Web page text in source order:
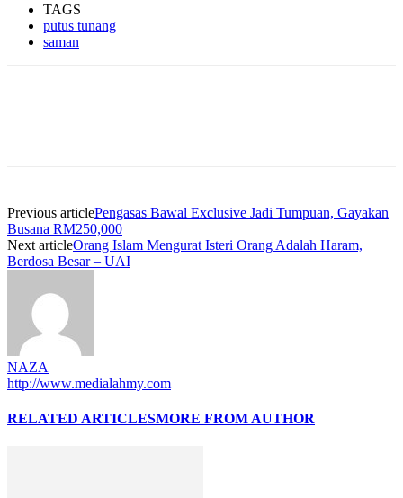
TAGS
putus tunang
saman
Previous articlePengasas Bawal Exclusive Jadi Tumpuan, Gayakan
Busana RM250,000
Next articleOrang Islam Mengurat Isteri Orang Adalah Haram,
Berdosa Besar – UAI
NAZA
http://www.medialahmy.com
RELATED ARTICLESMORE FROM AUTHOR